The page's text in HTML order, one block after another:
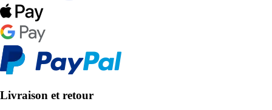
Livraison et retour